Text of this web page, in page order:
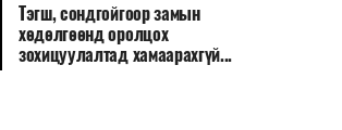
Тэгш, сондгойгоор замын
хөдөлгөөнд оролцох
зохицуулалтад хамаарахгүй...